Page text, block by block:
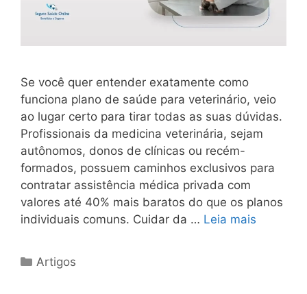
Se você quer entender exatamente como
funciona plano de saúde para veterinário, veio
ao lugar certo para tirar todas as suas dúvidas.
Profissionais da medicina veterinária, sejam
autônomos, donos de clínicas ou recém-
formados, possuem caminhos exclusivos para
contratar assistência médica privada com
valores até 40% mais baratos do que os planos
individuais comuns. Cuidar da … Leia mais
Artigos